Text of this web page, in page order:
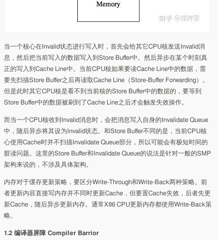
当一个核心在Invalid状态进行写入时，首先会给其它CPU核发送Invalid消
息，然后把当前写入的数据写入到Store Buffer中。然后异步在某个时刻真
正的写入到Cache Line中。当前CPU核如果要读Cache Line中的数据，需
要先扫描Store Buffer之后再读取Cache Line（Store-Buffer Forwarding）。
但是此时其它CPU核是看不到当前核的Store Buffer中的数据的，要等到
Store Buffer中的数据被刷到了Cache Line之后才会触发失效操作。
而当一个CPU核收到Invalid消息时，会把消息写入自身的Invalidate Queue
中，随后异步将其设为Invalid状态。和Store Buffer不同的是，当前CPU核
心使用Cache时并不扫描Invalidate Queue部分，所以可能会有极短时间的
脏读问题。这里的Store Buffer和Invalidate Queue的说法是针对一般的SMP
架构来说的，不涉及具体架构。
内存对于缓存更新策略，要区分Write-Through和Write-Back两种策略。前
者更新内容直接写内存并不同时更新Cache，但要置Cache失效，后者先更
新Cache，随后异步更新内存。通常X86 CPU更新内存都使用Write-Back策
略。
1.2 编译器屏障 Compiler Barrior